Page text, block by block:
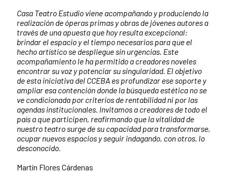
Casa Teatro Estudio viene acompañando y produciendo la
realización de óperas primas y obras de jóvenes autores a
través de una apuesta que hoy resulta excepcional:
brindar el espacio y el tiempo necesarios para que el
hecho artístico se despliegue sin urgencias. Este
acompañamiento le ha permitido a creadores noveles
encontrar su voz y potenciar su singularidad. El objetivo
de esta iniciativa del CCEBA es profundizar ese soporte y
ampliar esa contención donde la búsqueda estética no se
ve condicionada por criterios de rentabilidad ni por las
agendas institucionales. Invitamos a creadores de todo el
país a que participen, reafirmando que la vitalidad de
nuestro teatro surge de su capacidad para transformarse,
ocupar nuevos espacios y seguir indagando, con otros, lo
desconocido.
Martín Flores Cárdenas